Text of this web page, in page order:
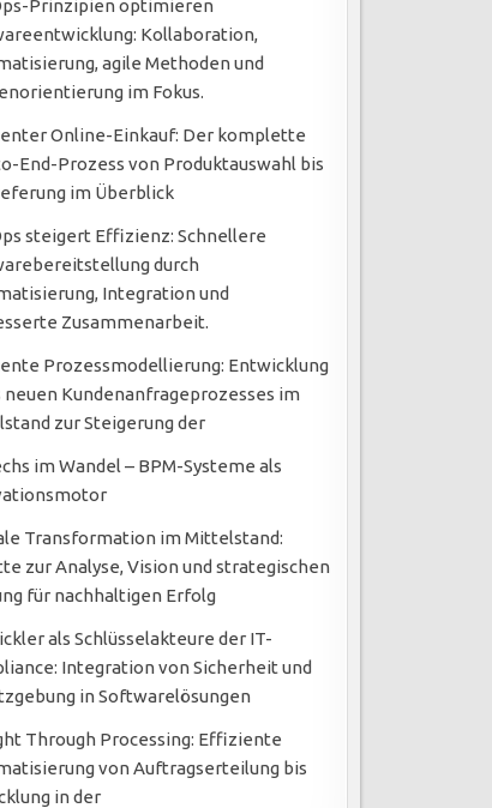
Prinzipien optimieren
Kollaboration,
agile Methoden und
im Fokus.
Online-Einkauf: Der komplette
End-Prozess von Produktauswahl bis
im Überblick
steigert Effizienz: Schnellere
durch
Integration und
Zusammenarbeit.
Prozessmodellierung: Entwicklung
neuen Kundenanfrageprozesses im
zur Steigerung der
im Wandel – BPM-Systeme als
Transformation im Mittelstand:
zur Analyse, Vision und strategischen
für nachhaltigen Erfolg
als Schlüsselakteure der IT-
Integration von Sicherheit und
in Softwarelösungen
Through Processing: Effiziente
von Auftragserteilung bis
in der